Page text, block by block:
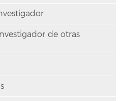
de otras